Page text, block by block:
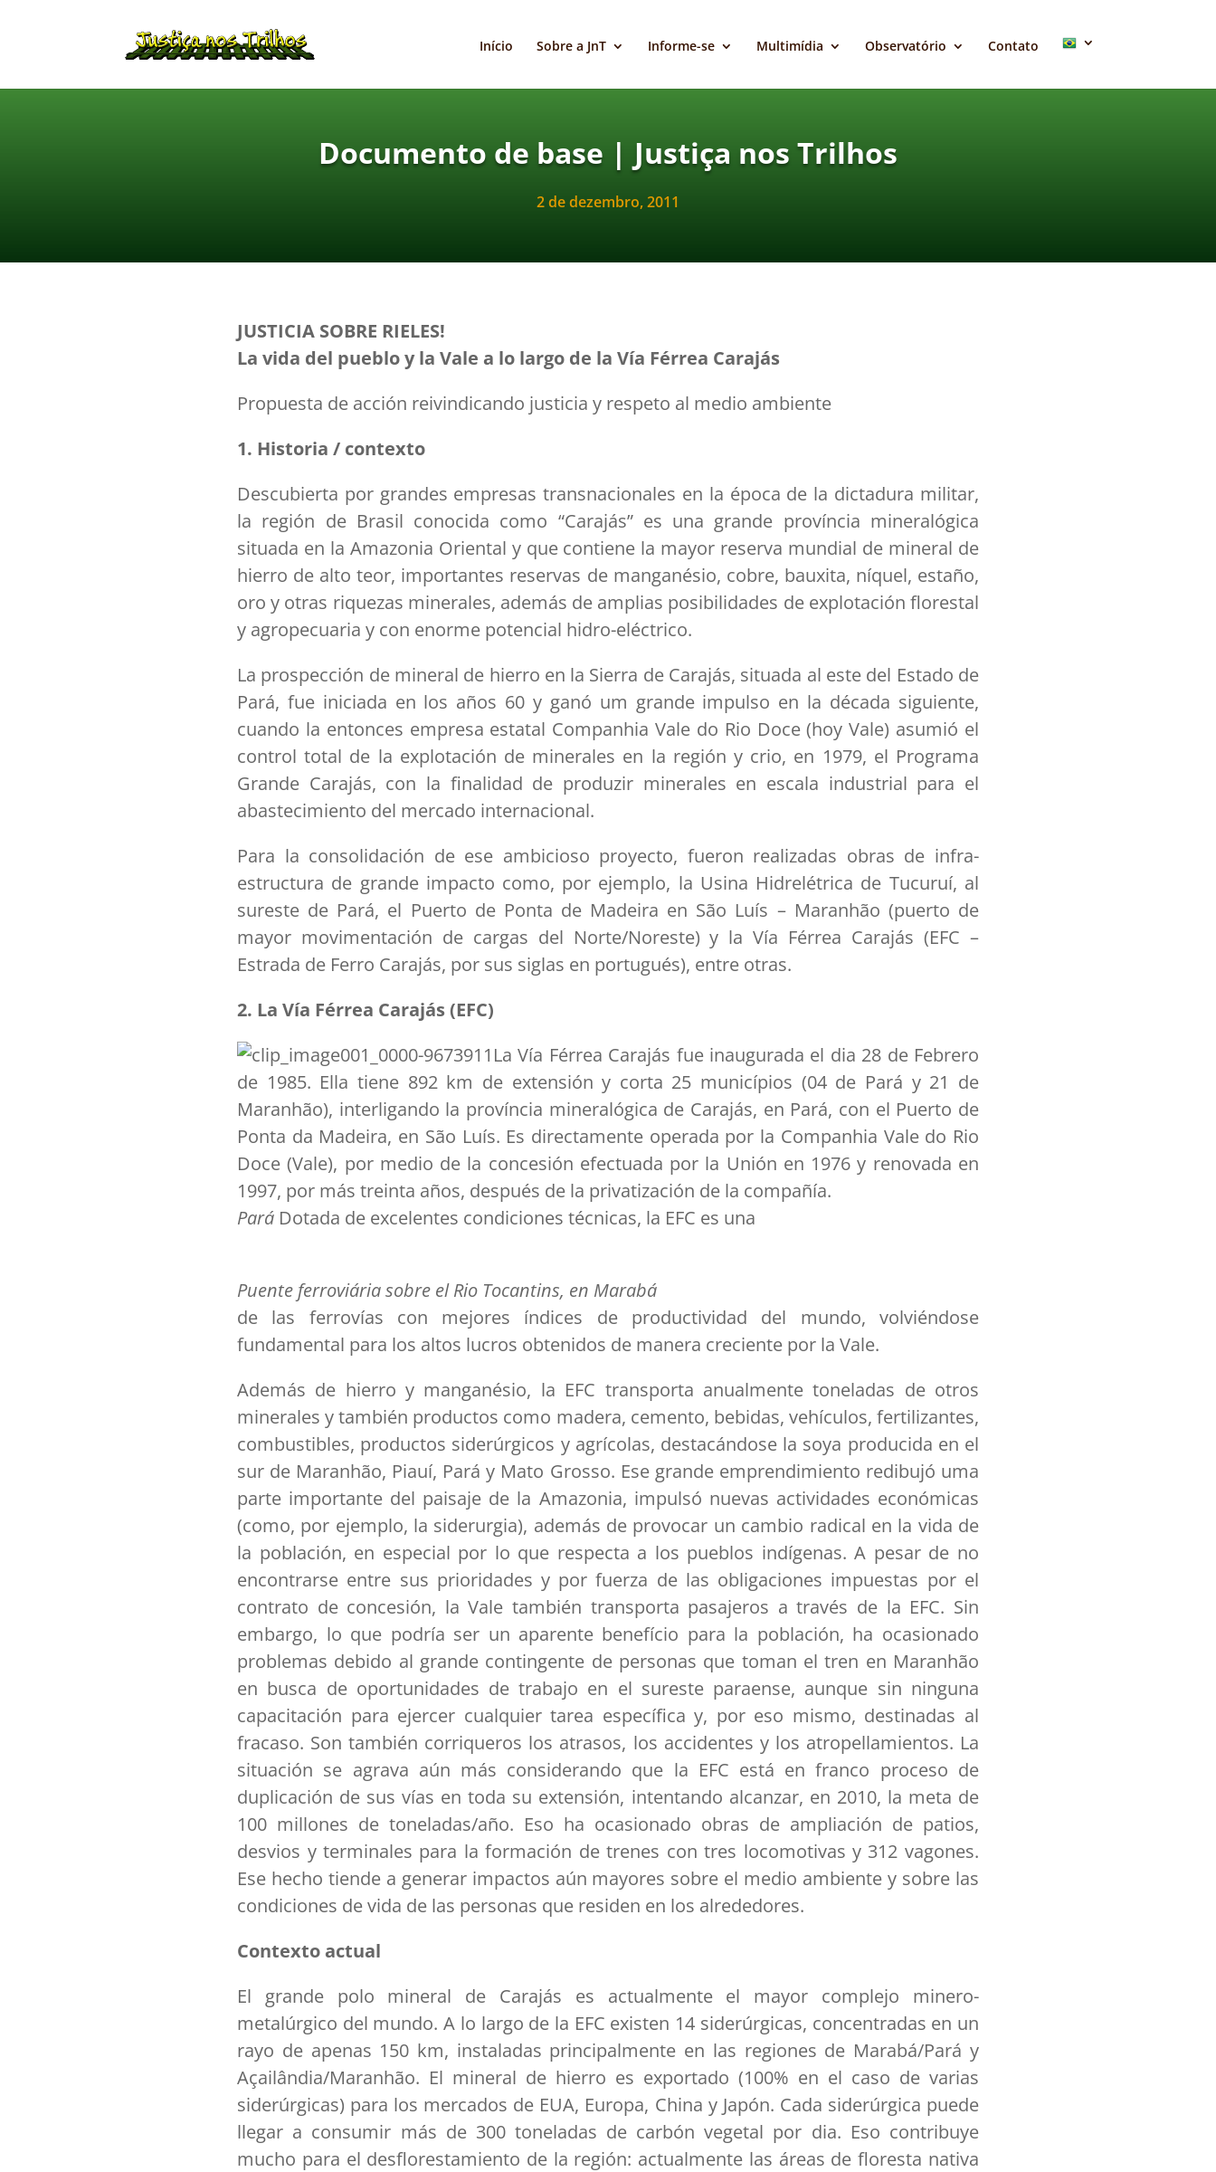
Início Sobre a JnT Informe-se Multimídia Observatório Contato
Documento de base | Justiça nos Trilhos
2 de dezembro, 2011
JUSTICIA SOBRE RIELES!
La vida del pueblo y la Vale a lo largo de la Vía Férrea Carajás
Propuesta de acción reivindicando justicia y respeto al medio ambiente
1. Historia / contexto
Descubierta por grandes empresas transnacionales en la época de la dictadura militar,
la región de Brasil conocida como “Carajás” es una grande província mineralógica
situada en la Amazonia Oriental y que contiene la mayor reserva mundial de mineral de
hierro de alto teor, importantes reservas de manganésio, cobre, bauxita, níquel, estaño,
oro y otras riquezas minerales, además de amplias posibilidades de explotación florestal
y agropecuaria y con enorme potencial hidro-eléctrico.
La prospección de mineral de hierro en la Sierra de Carajás, situada al este del Estado de
Pará, fue iniciada en los años 60 y ganó um grande impulso en la década siguiente,
cuando la entonces empresa estatal Companhia Vale do Rio Doce (hoy Vale) asumió el
control total de la explotación de minerales en la región y crio, en 1979, el Programa
Grande Carajás, con la finalidad de produzir minerales en escala industrial para el
abastecimiento del mercado internacional.
Para la consolidación de ese ambicioso proyecto, fueron realizadas obras de infra-
estructura de grande impacto como, por ejemplo, la Usina Hidrelétrica de Tucuruí, al
sureste de Pará, el Puerto de Ponta de Madeira en São Luís – Maranhão (puerto de
mayor movimentación de cargas del Norte/Noreste) y la Vía Férrea Carajás (EFC –
Estrada de Ferro Carajás, por sus siglas en portugués), entre otras.
2. La Vía Férrea Carajás (EFC)
La Vía Férrea Carajás fue inaugurada el dia 28 de Febrero
de 1985. Ella tiene 892 km de extensión y corta 25 municípios (04 de Pará y 21 de
Maranhão), interligando la província mineralógica de Carajás, en Pará, con el Puerto de
Ponta da Madeira, en São Luís. Es directamente operada por la Companhia Vale do Rio
Doce (Vale), por medio de la concesión efectuada por la Unión en 1976 y renovada en
1997, por más treinta años, después de la privatización de la compañía.
Pará Dotada de excelentes condiciones técnicas, la EFC es una
Puente ferroviária sobre el Rio Tocantins, en Marabá
de las ferrovías con mejores índices de productividad del mundo, volviéndose
fundamental para los altos lucros obtenidos de manera creciente por la Vale.
Además de hierro y manganésio, la EFC transporta anualmente toneladas de otros
minerales y también productos como madera, cemento, bebidas, vehículos, fertilizantes,
combustibles, productos siderúrgicos y agrícolas, destacándose la soya producida en el
sur de Maranhão, Piauí, Pará y Mato Grosso. Ese grande emprendimiento redibujó uma
parte importante del paisaje de la Amazonia, impulsó nuevas actividades económicas
(como, por ejemplo, la siderurgia), además de provocar un cambio radical en la vida de
la población, en especial por lo que respecta a los pueblos indígenas. A pesar de no
encontrarse entre sus prioridades y por fuerza de las obligaciones impuestas por el
contrato de concesión, la Vale también transporta pasajeros a través de la EFC. Sin
embargo, lo que podría ser un aparente benefício para la población, ha ocasionado
problemas debido al grande contingente de personas que toman el tren en Maranhão
en busca de oportunidades de trabajo en el sureste paraense, aunque sin ninguna
capacitación para ejercer cualquier tarea específica y, por eso mismo, destinadas al
fracaso. Son también corriqueros los atrasos, los accidentes y los atropellamientos. La
situación se agrava aún más considerando que la EFC está en franco proceso de
duplicación de sus vías en toda su extensión, intentando alcanzar, en 2010, la meta de
100 millones de toneladas/año. Eso ha ocasionado obras de ampliación de patios,
desvios y terminales para la formación de trenes con tres locomotivas y 312 vagones.
Ese hecho tiende a generar impactos aún mayores sobre el medio ambiente y sobre las
condiciones de vida de las personas que residen en los alrededores.
Contexto actual
El grande polo mineral de Carajás es actualmente el mayor complejo minero-
metalúrgico del mundo. A lo largo de la EFC existen 14 siderúrgicas, concentradas en un
rayo de apenas 150 km, instaladas principalmente en las regiones de Marabá/Pará y
Açailândia/Maranhão. El mineral de hierro es exportado (100% en el caso de varias
siderúrgicas) para los mercados de EUA, Europa, China y Japón. Cada siderúrgica puede
llegar a consumir más de 300 toneladas de carbón vegetal por dia. Eso contribuye
mucho para el desflorestamiento de la región: actualmente las áreas de floresta nativa